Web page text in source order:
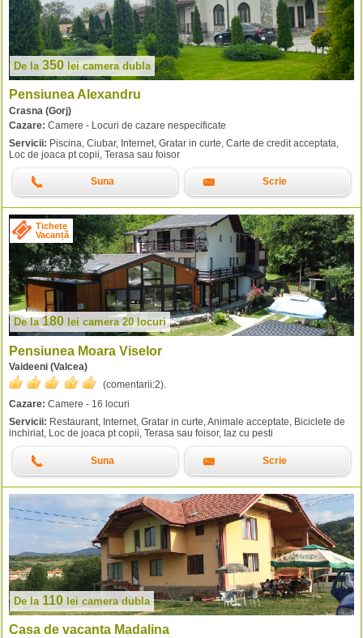
De la 350 lei camera dubla
Pensiunea Alexandru
Crasna (Gorj)
Cazare: Camere - Locuri de cazare nespecificate
Servicii: Piscina, Ciubar, Internet, Gratar in curte, Carte de credit acceptata,
Loc de joaca pt copii, Terasa sau foisor
Suna Scrie
Tichete
Vacanță
De la 180 lei camera 20 locuri
Pensiunea Moara Viselor
Vaideeni (Valcea)
(comentarii:2).
Cazare: Camere - 16 locuri
Servicii: Restaurant, Internet, Gratar in curte, Animale acceptate, Biciclete de
inchiriat, Loc de joaca pt copii, Terasa sau foisor, Iaz cu pesti
Suna Scrie
De la 110 lei camera dubla
Casa de vacanta Madalina